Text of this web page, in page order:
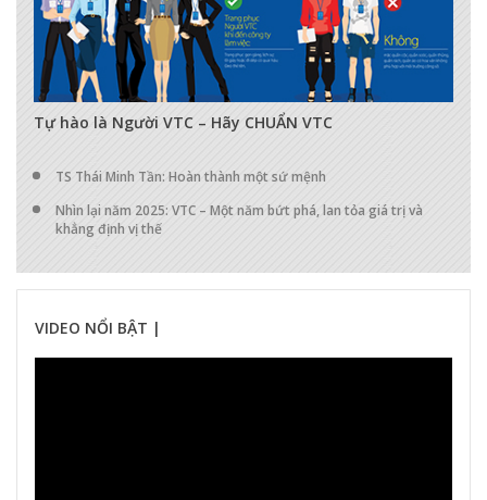
Tự hào là Người VTC – Hãy CHUẨN VTC
TS Thái Minh Tần: Hoàn thành một sứ mệnh
Nhìn lại năm 2025: VTC – Một năm bứt phá, lan tỏa giá trị và
khẳng định vị thế
VIDEO NỔI BẬT |